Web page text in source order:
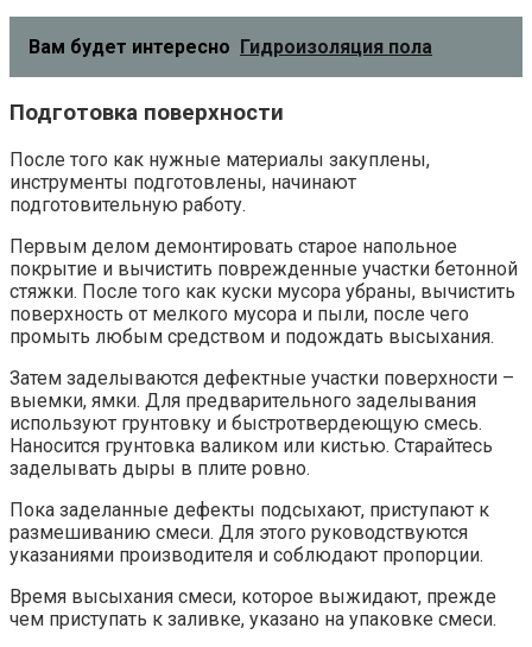
Вам будет интересно Гидроизоляция пола
Подготовка поверхности
После того как нужные материалы закуплены,
инструменты подготовлены, начинают
подготовительную работу.
Первым делом демонтировать старое напольное
покрытие и вычистить поврежденные участки бетонной
стяжки. После того как куски мусора убраны, вычистить
поверхность от мелкого мусора и пыли, после чего
промыть любым средством и подождать высыхания.
Затем заделываются дефектные участки поверхности –
выемки, ямки. Для предварительного заделывания
используют грунтовку и быстротвердеющую смесь.
Наносится грунтовка валиком или кистью. Старайтесь
заделывать дыры в плите ровно.
Пока заделанные дефекты подсыхают, приступают к
размешиванию смеси. Для этого руководствуются
указаниями производителя и соблюдают пропорции.
Время высыхания смеси, которое выжидают, прежде
чем приступать к заливке, указано на упаковке смеси.